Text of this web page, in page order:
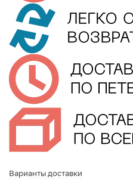
Варианты доставки